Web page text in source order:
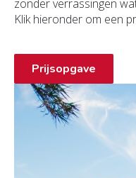
zonder verrassingen
Klik hieronder om een
Prijsopgave